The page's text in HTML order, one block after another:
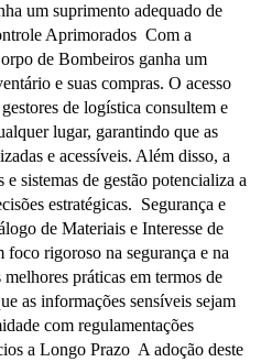
um suprimento adequado de
Aprimorados Com a
de Bombeiros ganha um
e suas compras. O acesso
de logística consultem e
lugar, garantindo que as
e acessíveis. Além disso, a
sistemas de gestão potencializa a
estratégicas. Segurança e
de Materiais e Interesse de
rigoroso na segurança e na
práticas em termos de
as informações sensíveis sejam
com regulamentações
a Longo Prazo A adoção deste